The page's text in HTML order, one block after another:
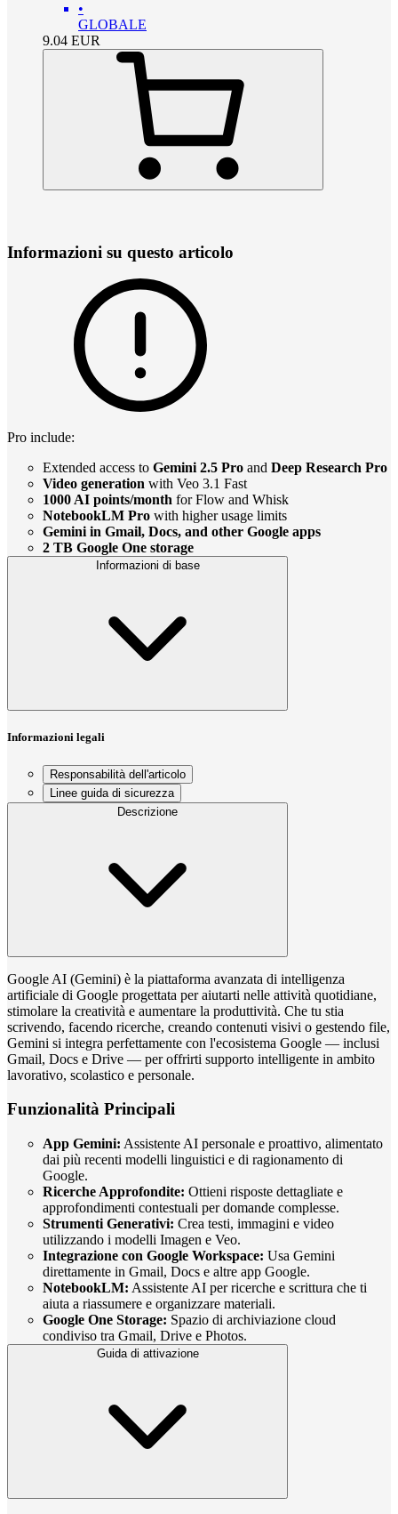
•
GLOBALE
9.04 EUR
Informazioni su questo articolo
Pro include:
Extended access to Gemini 2.5 Pro and Deep Research Pro
Video generation with Veo 3.1 Fast
1000 AI points/month for Flow and Whisk
NotebookLM Pro with higher usage limits
Gemini in Gmail, Docs, and other Google apps
2 TB Google One storage
Informazioni di base
Informazioni legali
Responsabilità dell'articolo
Linee guida di sicurezza
Descrizione
Google AI (Gemini) è la piattaforma avanzata di intelligenza
artificiale di Google progettata per aiutarti nelle attività quotidiane,
stimolare la creatività e aumentare la produttività. Che tu stia
scrivendo, facendo ricerche, creando contenuti visivi o gestendo file,
Gemini si integra perfettamente con l'ecosistema Google — inclusi
Gmail, Docs e Drive — per offrirti supporto intelligente in ambito
lavorativo, scolastico e personale.
Funzionalità Principali
App Gemini: Assistente AI personale e proattivo, alimentato
dai più recenti modelli linguistici e di ragionamento di
Google.
Ricerche Approfondite: Ottieni risposte dettagliate e
approfondimenti contestuali per domande complesse.
Strumenti Generativi: Crea testi, immagini e video
utilizzando i modelli Imagen e Veo.
Integrazione con Google Workspace: Usa Gemini
direttamente in Gmail, Docs e altre app Google.
NotebookLM: Assistente AI per ricerche e scrittura che ti
aiuta a riassumere e organizzare materiali.
Google One Storage: Spazio di archiviazione cloud
condiviso tra Gmail, Drive e Photos.
Guida di attivazione